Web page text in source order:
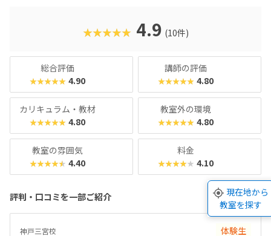
nge 2023 で、小1～小3部門で、世界チャンピオンの金賞を
はじめ上本町校から4名が受賞！！（入賞枠は8）RoboRAV
連覇！また、a-MAZE-ing(板状のコースを落ちずに走りき
る)部門・ライントレースでボールを運ぶ部門でも優勝！
★★★★★ 4.9 (10件)
総合評価
★★★★★ 4.90
講師の評価
★★★★★ 4.80
カリキュラム・教材
★★★★★ 4.80
教室外の環境
★★★★★ 4.80
教室の雰囲気
★★★★★ 4.40
料金
★★★★★ 4.10
評判・口コミを一部ご紹介
神戸三宮校 体験生
現在地から
教室を探す